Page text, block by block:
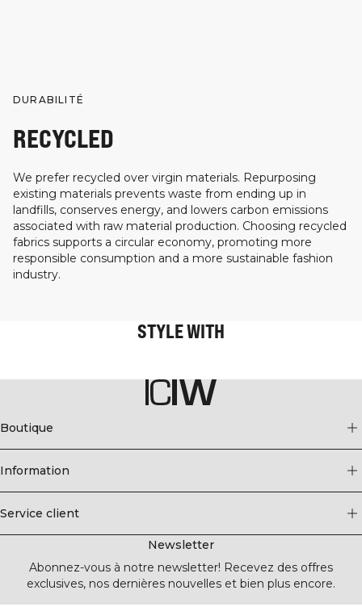
DURABILITÉ
RECYCLED
We prefer recycled over virgin materials. Repurposing
existing materials prevents waste from ending up in
landfills, conserves energy, and lowers carbon emissions
associated with raw material production. Choosing recycled
fabrics supports a circular economy, promoting more
responsible consumption and a more sustainable fashion
industry.
STYLE WITH
Boutique
Information
Service client
Newsletter
Abonnez-vous à notre newsletter! Recevez des offres
exclusives, nos dernières nouvelles et bien plus encore.